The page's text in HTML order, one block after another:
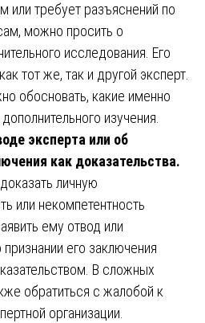
или требует разъяснений по
можно просить о
исследования. Его
тот же, так и другой эксперт.
обосновать, какие именно
изучения.
эксперта или об
как доказательства.
личную
или некомпетентность
ему отвод или
признании его заключения
В сложных
обратиться с жалобой к
организации.